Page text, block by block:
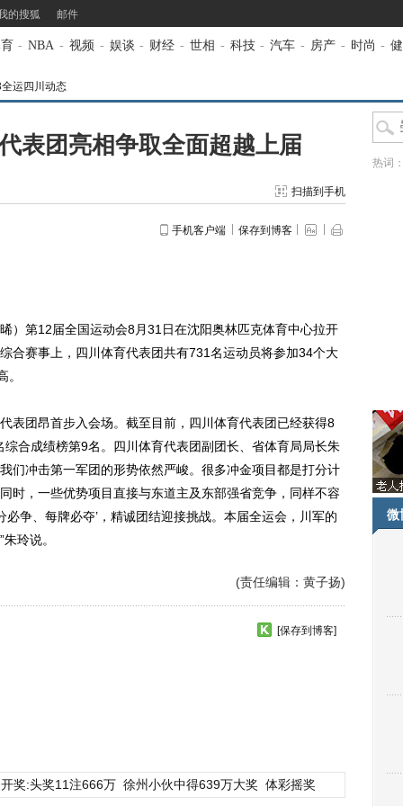
的搜狐 邮件
- NBA - 视频 - 娱谈 - 财经 - 世相 - 科技 - 汽车 - 房产 - 时尚 -
运四川动态
表团亮相争取全面超越上届
扫描到手机
手机客户端 保存到博客
第12届全国运动会8月31日在沈阳奥林匹克体育中心拉开
合赛事上，四川体育代表团共有731名运动员将参加34个大
团昂首步入会场。截至目前，四川体育代表团已经获得8
合成绩榜第9名。四川体育代表团副团长、省体育局局长朱
们冲击第一军团的形势依然严峻。很多冲金项目都是打分计
时，一些优势项目直接与东道主及东部强省竞争，同样不容
必争、每牌必夺’，精诚团结迎接挑战。本届全运会，川军的
玲说。
(责任编辑：黄子扬)
[保存到博客]
奖:头奖11注666万 徐州小伙中得639万大奖 体彩摇奖
热词
微